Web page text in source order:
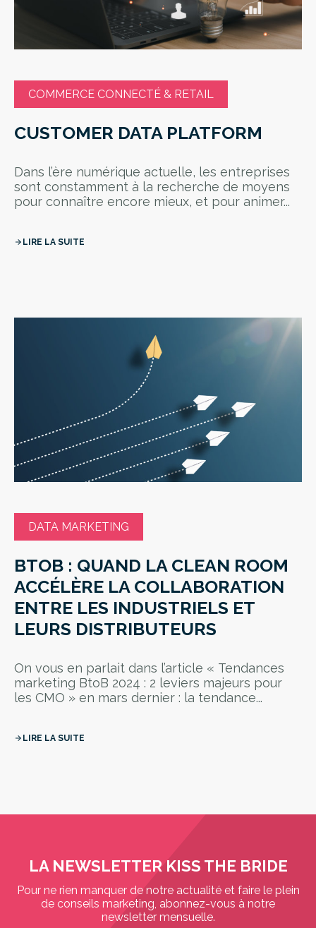
COMMERCE CONNECTÉ & RETAIL
CUSTOMER DATA PLATFORM
Dans l’ère numérique actuelle, les entreprises
sont constamment à la recherche de moyens
pour connaître encore mieux, et pour animer...
arrow_forward LIRE LA SUITE
DATA MARKETING
BTOB : QUAND LA CLEAN ROOM
ACCÉLÈRE LA COLLABORATION
ENTRE LES INDUSTRIELS ET
LEURS DISTRIBUTEURS
On vous en parlait dans l’article « Tendances
marketing BtoB 2024 : 2 leviers majeurs pour
les CMO » en mars dernier : la tendance...
arrow_forward LIRE LA SUITE
LA NEWSLETTER KISS THE BRIDE
Pour ne rien manquer de notre actualité et faire le plein
de conseils marketing, abonnez-vous à notre
newsletter mensuelle.